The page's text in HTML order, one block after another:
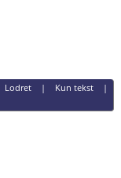
Lodret| Kun tekst|